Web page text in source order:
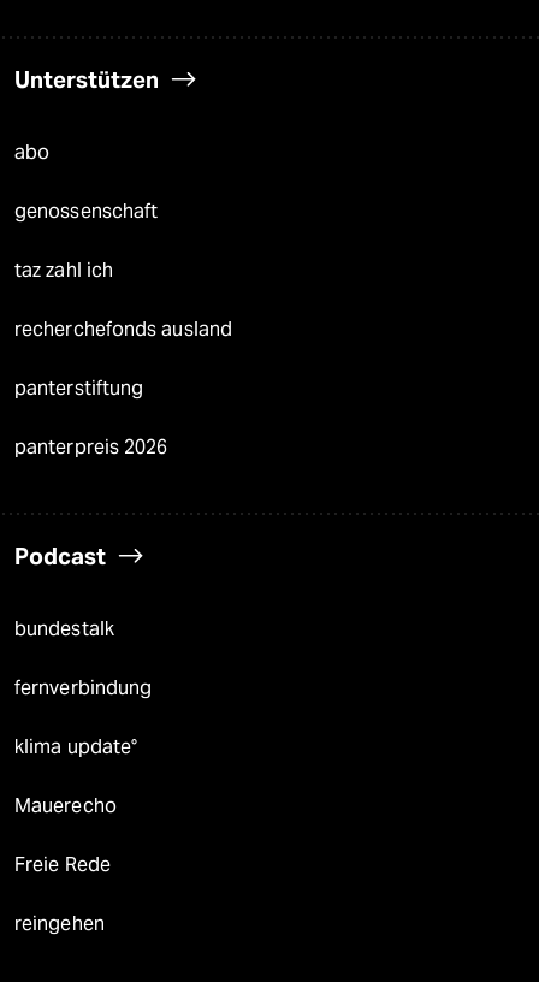
Unterstützen
abo
genossenschaft
taz zahl ich
recherchefonds ausland
panterstiftung
panterpreis 2026
Podcast
bundestalk
fernverbindung
klima update°
Mauerecho
Freie Rede
reingehen